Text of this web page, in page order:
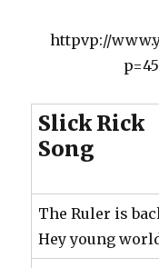
httpvp://
Slick Rick
Song
The Ruler is
Hey young